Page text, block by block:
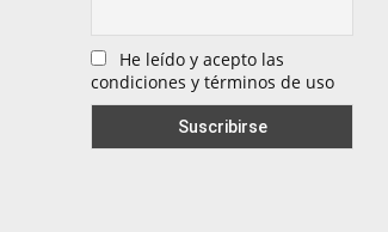
He leído y acepto las
condiciones y términos de uso